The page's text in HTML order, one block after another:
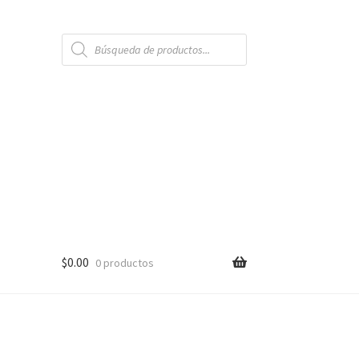
Búsqueda
de
productos
$0.00 0 productos